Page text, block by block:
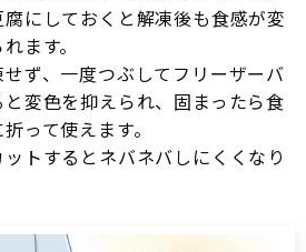
にしておくと解凍後も食感が変
ます。
ず、一度つぶしてフリーザーバ
変色を抑えられ、固まったら食
って使えます。
トするとネバネバしにくくなり